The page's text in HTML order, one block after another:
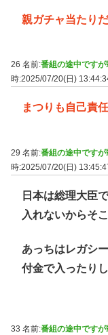
親ガチャ当たり
26 名前:番組の途中です
時:2025/07/20(日)
まつりも自己責
29 名前:番組の途中です
時:2025/07/20(日)
日本は総理大臣
入れないからそ
あっちはレガシ
付金で入ったり
33 名前:番組の途中です